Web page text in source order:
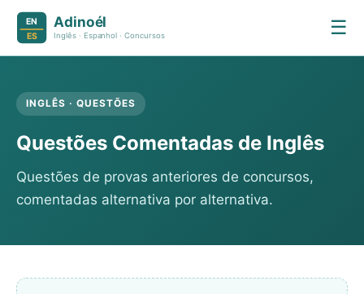
☰
INGLÊS · QUESTÕES
Questões Comentadas de Inglês
Questões de provas anteriores de concursos,
comentadas alternativa por alternativa.